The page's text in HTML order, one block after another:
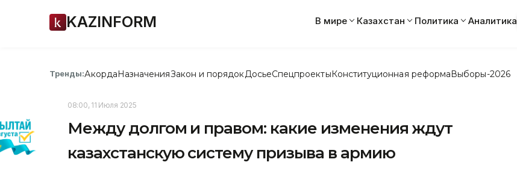
KAZINFORM В мире Казахстан Политика Аналитика
Тренды:АкордаНазначенияЗакон и порядок ДосьеСпецпроектыКонституционная реформаВыборы-2026
08:00, 11 Июля 2025
Между долгом и правом: какие изменения ждут
казахстанскую систему призыва в армию